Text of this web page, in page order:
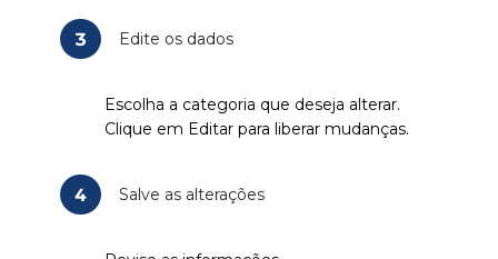
3 Edite os dados
Escolha a categoria que deseja alterar.
Clique em Editar para liberar mudanças.
4 Salve as alterações